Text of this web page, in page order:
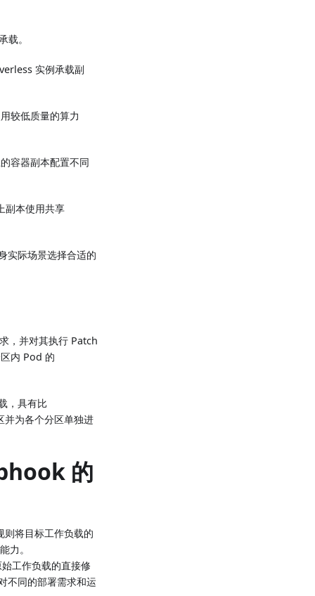
。
实例承载副
较低质量的算力
容器副本配置不同
副本使用共享
实际场景选择合适的
，并对其执行 Patch
内 Pod 的
，具有比
为各个分区单独进
的
将目标工作负载的
力。
工作负载的直接修
不同的部署需求和运